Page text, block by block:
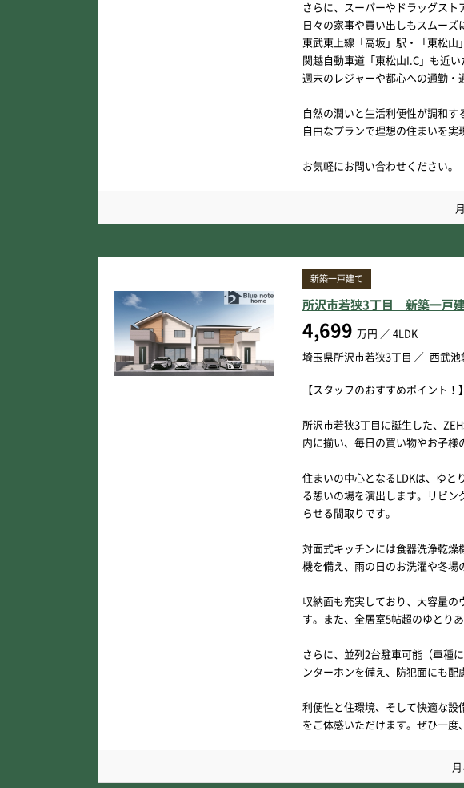
さらに、スーパーやドラッグスト
日々の家事や買い出しもスムーズ
東武東上線「高坂」駅・「東松山
関越自動車道「東松山I.C」も近い
週末のレジャーや都心への通勤・
自然の潤いと生活利便性が調和す
自由なプランで理想の住まいを実
お気軽にお問い合わせください。
新築一戸建て
所沢市若狭3丁目 新築一戸
4,699 万円 ／4LDK
埼玉県所沢市若狭3丁目
西武池
【スタッフのおすすめポイント！】
所沢市若狭3丁目に誕生した、
内に揃い、毎日の買い物やお子様
住まいの中心となるLDKは、ゆと
る憩いの場を演出します。リビ
らせる間取りです。
対面式キッチンには食器洗浄乾
機を備え、雨の日のお洗濯や冬場
収納面も充実しており、大容量
す。また、全居室5帖超のゆとり
さらに、並列2台駐車可能（車種
ンターホンを備え、防犯面にも配
利便性と住環境、そして快適な
をご体感いただけます。ぜひ一度